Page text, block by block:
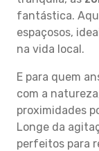
fantástica.
espaçosos,
na vida local.
E para quem
com a
proximidades
Longe da
perfeitos para